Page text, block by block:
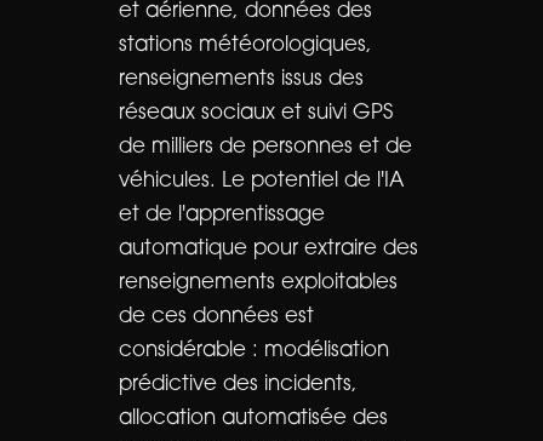
et aérienne, données des
stations météorologiques,
renseignements issus des
réseaux sociaux et suivi GPS
de milliers de personnes et de
véhicules. Le potentiel de l'IA
et de l'apprentissage
automatique pour extraire des
renseignements exploitables
de ces données est
considérable : modélisation
prédictive des incidents,
allocation automatisée des